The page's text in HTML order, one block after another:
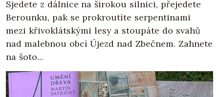
Sjedete z dálnice na širokou silnici, přejedete
Berounku, pak se prokroutíte serpentinami
mezi křivoklátskými lesy a stoupáte do svahů
nad malebnou obcí Újezd nad Zbečnem. Zahnete
na šoto...